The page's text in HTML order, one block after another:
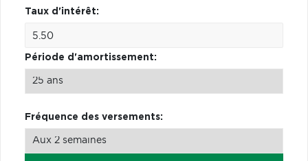
Taux d'intérêt:
Période d'amortissement:
Fréquence des versements: